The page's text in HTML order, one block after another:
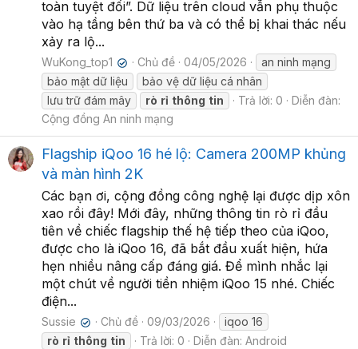
toàn tuyệt đối”. Dữ liệu trên cloud vẫn phụ thuộc
vào hạ tầng bên thứ ba và có thể bị khai thác nếu
xảy ra lộ...
WuKong_top1 ✔ Chủ đề 04/05/2026
an ninh mạng
bảo mật dữ liệu
bảo vệ dữ liệu cá nhân
lưu trữ đám mây
rò rỉ thông tin Trả lời: 0
Diễn đàn:
Cộng đồng An ninh mạng
Flagship iQoo 16 hé lộ: Camera 200MP khủng
và màn hình 2K
Các bạn ơi, cộng đồng công nghệ lại được dịp xôn
xao rồi đây! Mới đây, những thông tin rò rỉ đầu
tiên về chiếc flagship thế hệ tiếp theo của iQoo,
được cho là iQoo 16, đã bắt đầu xuất hiện, hứa
hẹn nhiều nâng cấp đáng giá. Để mình nhắc lại
một chút về người tiền nhiệm iQoo 15 nhé. Chiếc
điện...
Sussie ✔ Chủ đề 09/03/2026
iqoo 16
rò rỉ thông tin Trả lời: 0 Diễn đàn: Android